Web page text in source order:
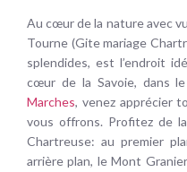
Au cœur de la nature avec
Tourne (Gite mariage
splendides, est l’endroit
cœur de la Savoie, dans
Marches, venez apprécier
vous offrons. Profitez de
Chartreuse: au premier
arrière plan, le Mont